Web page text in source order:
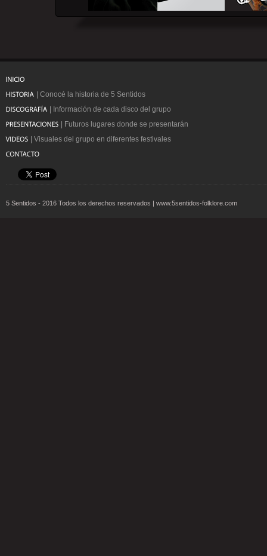
| Conocé la historia de 5 Sentidos
| Información de cada disco del grupo
| Futuros lugares donde se presentarán
| Visuales del grupo en diferentes festivales
5 Sentidos - 2016 Todos los derechos reservados | www.5sentidos-folklore.com